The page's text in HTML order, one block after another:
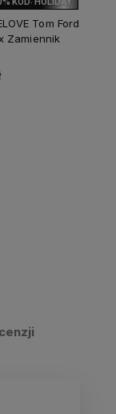
Tom Ford
Zamiennik